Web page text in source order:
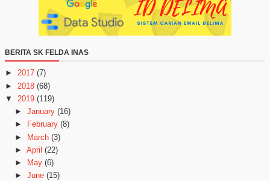
BERITA SK FELDA INAS
► 2017 (7)
► 2018 (68)
▼
2019 (119)
► January (16)
►
February (8)
► March (3)
► April (22)
►
May (6)
► June (15)